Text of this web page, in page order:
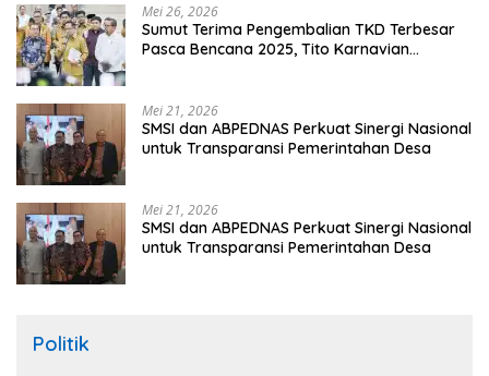
Mei 26, 2026
Sumut Terima Pengembalian TKD Terbesar
Pasca Bencana 2025, Tito Karnavian
Mei 21, 2026
SMSI dan ABPEDNAS Perkuat Sinergi Nasional
untuk Transparansi Pemerintahan Desa
Mei 21, 2026
SMSI dan ABPEDNAS Perkuat Sinergi Nasional
untuk Transparansi Pemerintahan Desa
Politik